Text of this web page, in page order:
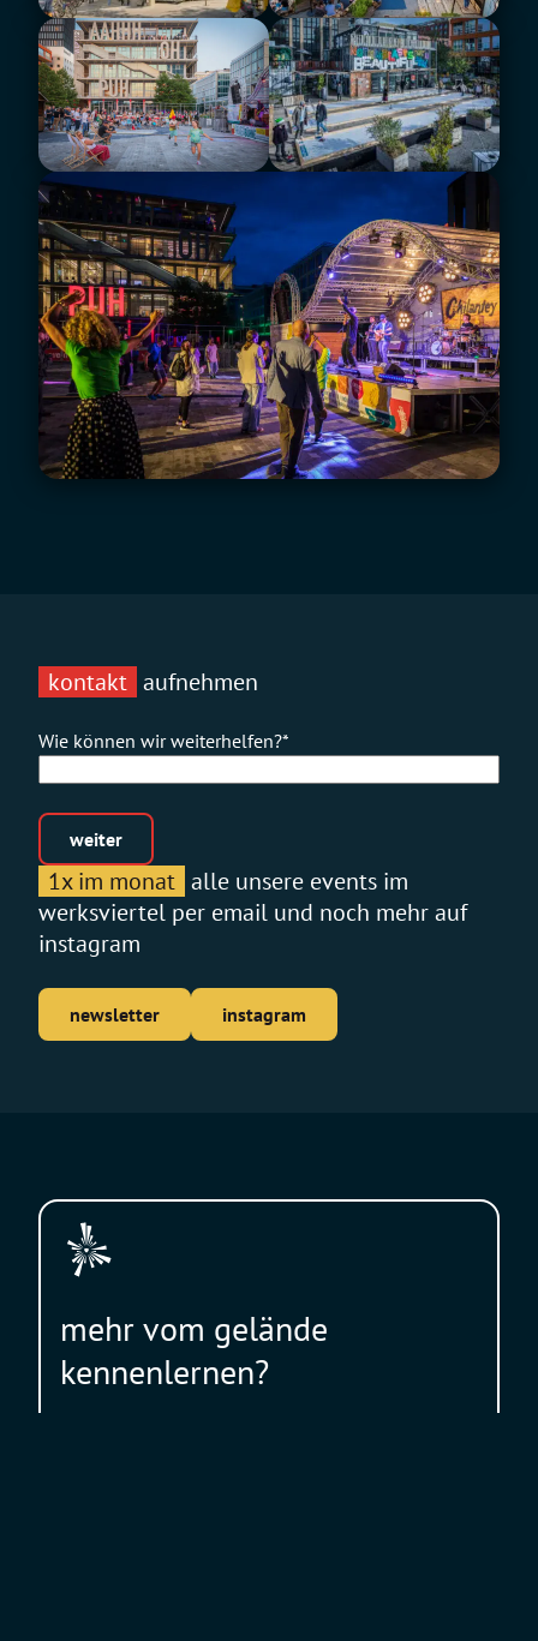
kontakt aufnehmen
Wie können wir weiterhelfen?*
weiter
1x im monat alle unsere events im
werksviertel per email und noch mehr auf
instagram
newsletter instagram
mehr vom gelände
kennenlernen?